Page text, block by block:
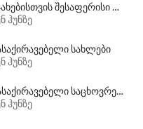
ოჯახებისთვის შესაფერისი დასაქირავებელი საცხოვრებლები
ჰუნზე
სახლები
ჰუნზე
დასაქირავებელი საცხოვრებლები აუზებით
ჰუნზე